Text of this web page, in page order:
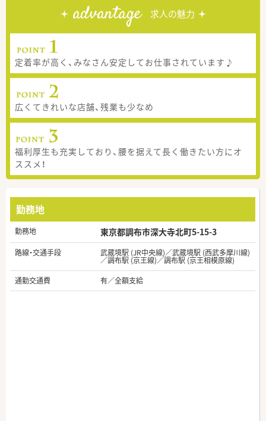
advantage 求人の魅力
定着率が高く、みなさん安定してお仕事されています♪
広くてきれいな店舗、残業も少なめ
福利厚生も充実しており、腰を据えて長く働きたい方にオ
ススメ！
勤務地
勤務地 東京都調布市深大寺北町5-15-3
路線・交通手段 武蔵境駅 (JR中央線)／武蔵境駅 (西武多摩川線)
／調布駅 (京王線)／調布駅 (京王相模原線)
通勤交通費
有／全額支給